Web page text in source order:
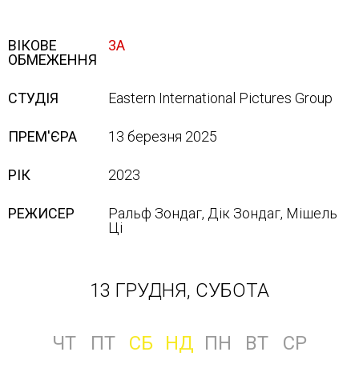
ВІКОВЕ
ОБМЕЖЕННЯ
3A
СТУДІЯ Eastern International Pictures Group
ПРЕМ'ЄРА 13 березня 2025
РІК 2023
РЕЖИСЕР
Ральф Зондаг, Дік Зондаг, Мішель
Ці
13 ГРУДНЯ, СУБОТА
ЧТ ПТ СБ НД ПН ВТ
СР